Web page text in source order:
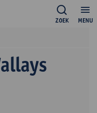
MENU
ZOEK